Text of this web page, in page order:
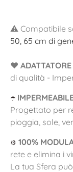
⚠️ Compatibile
50, 65 cm di
❤️
di qualità -
☂️
Progettato per
pioggia, sole,
⚙️ 100%
rete e elimina i
La tua Sfera